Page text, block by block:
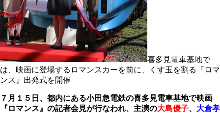
喜多見電車基地で
は、映画に登場するロマンスカーを前に、くす玉を割る『ロマ
ンス』出発式を開催
７月１５日、都内にある小田急電鉄の喜多見電車基地で映画
『ロマンス』の記者会見が行なわれ、主演の大島優子、 大倉孝